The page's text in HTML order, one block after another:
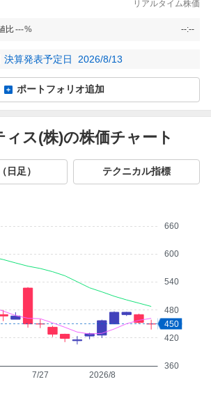
リアルタイム株価
比---% --:--
決算発表予定日 2026/8/13
ポートフォリオ追加
ス(株)の株価チャート
日足） テクニカル指標
360
420
480
540
600
660
2026/8
7/27
450